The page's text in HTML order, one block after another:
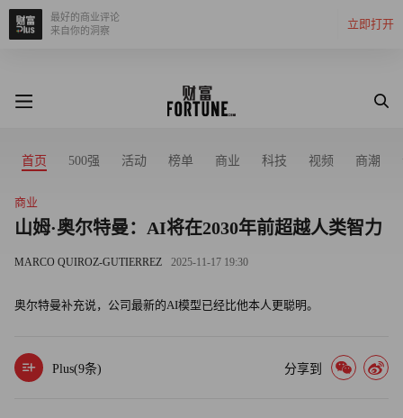
立即打开
最好的商业评论
来自你的洞察
首页 500强 活动 榜单 商业 科技 视频 商潮
商业
山姆·奥尔特曼：AI将在2030年前超越人类智力
MARCO QUIROZ-GUTIERREZ 2025-11-17 19:30
奥尔特曼补充说，公司最新的AI模型已经比他本人更聪明。
Plus(9条) 分享到